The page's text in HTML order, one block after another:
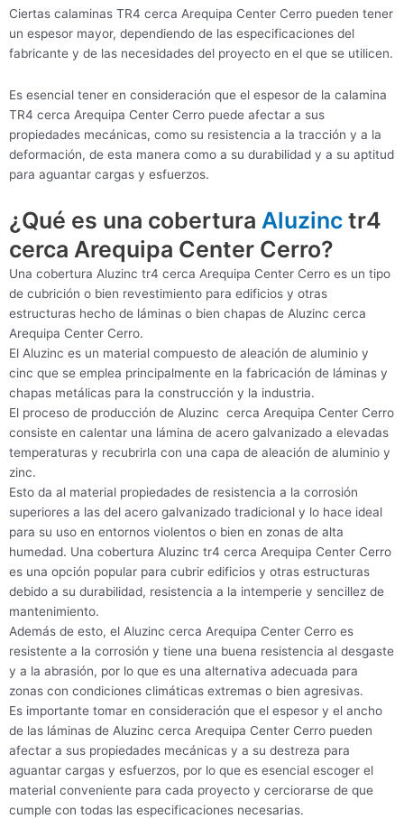
Ciertas calaminas TR4 cerca Arequipa Center Cerro pueden tener
un espesor mayor, dependiendo de las especificaciones del
fabricante y de las necesidades del proyecto en el que se utilicen.
Es esencial tener en consideración que el espesor de la calamina
TR4 cerca Arequipa Center Cerro puede afectar a sus
propiedades mecánicas, como su resistencia a la tracción y a la
deformación, de esta manera como a su durabilidad y a su aptitud
para aguantar cargas y esfuerzos.
¿Qué es una cobertura Aluzinc tr4
cerca Arequipa Center Cerro?
Una cobertura Aluzinc tr4 cerca Arequipa Center Cerro es un tipo
de cubrición o bien revestimiento para edificios y otras
estructuras hecho de láminas o bien chapas de Aluzinc cerca
Arequipa Center Cerro.
El Aluzinc es un material compuesto de aleación de aluminio y
cinc que se emplea principalmente en la fabricación de láminas y
chapas metálicas para la construcción y la industria.
El proceso de producción de Aluzinc cerca Arequipa Center Cerro
consiste en calentar una lámina de acero galvanizado a elevadas
temperaturas y recubrirla con una capa de aleación de aluminio y
zinc.
Esto da al material propiedades de resistencia a la corrosión
superiores a las del acero galvanizado tradicional y lo hace ideal
para su uso en entornos violentos o bien en zonas de alta
humedad. Una cobertura Aluzinc tr4 cerca Arequipa Center Cerro
es una opción popular para cubrir edificios y otras estructuras
debido a su durabilidad, resistencia a la intemperie y sencillez de
mantenimiento.
Además de esto, el Aluzinc cerca Arequipa Center Cerro es
resistente a la corrosión y tiene una buena resistencia al desgaste
y a la abrasión, por lo que es una alternativa adecuada para
zonas con condiciones climáticas extremas o bien agresivas.
Es importante tomar en consideración que el espesor y el ancho
de las láminas de Aluzinc cerca Arequipa Center Cerro pueden
afectar a sus propiedades mecánicas y a su destreza para
aguantar cargas y esfuerzos, por lo que es esencial escoger el
material conveniente para cada proyecto y cerciorarse de que
cumple con todas las especificaciones necesarias.